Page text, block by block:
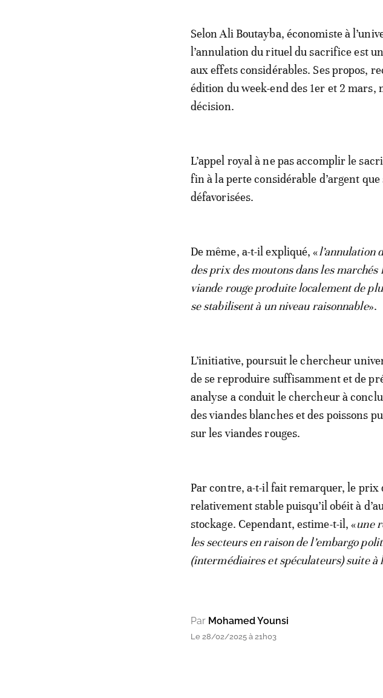
Selon Ali Boutayba, économiste à
l’annulation du rituel du sacrifice est
aux effets considérables. Ses propos,
édition du week-end des 1er et 2
décision.
L’appel royal à ne pas accomplir le
fin à la perte considérable d’argent
défavorisées.
De même, a-t-il expliqué, «l’annulation
des prix des moutons dans les
viande rouge produite localement de
se stabilisent à un niveau raisonnable».
L’initiative, poursuit le chercheur
de se reproduire suffisamment et de
analyse a conduit le chercheur à
des viandes blanches et des poissons
sur les viandes rouges.
Par contre, a-t-il fait remarquer, le prix
relativement stable puisqu’il obéit à
stockage. Cependant, estime-t-il, «une
les secteurs en raison de l’embargo
(intermédiaires et spéculateurs) suite à
Par Mohamed Younsi
Le 28/02/2025 à 21h03